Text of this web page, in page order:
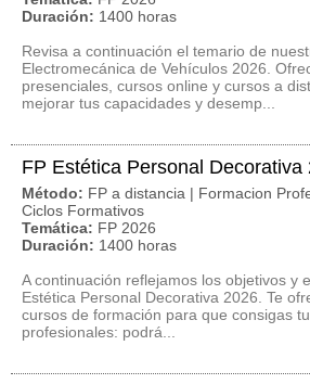
Duración: 1400 horas
Revisa a continuación el temario de
Electromecánica de Vehículos 2026.
presenciales, cursos online y cursos a
mejorar tus capacidades y desemp...
FP Estética Personal Decorativa
Método: FP a distancia | Formacion
Ciclos Formativos
Temática: FP 2026
Duración: 1400 horas
A continuación reflejamos los objetivos y
Estética Personal Decorativa 2026. Te
cursos de formación para que consigas
profesionales: podrá...